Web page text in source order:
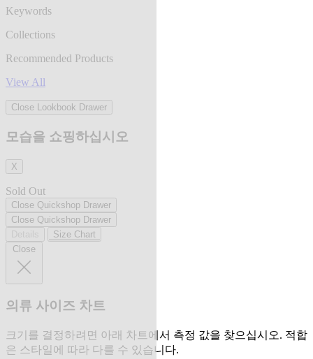
Keywords
Collections
Recommended Products
View All
Close Lookbook Drawer
모습을 쇼핑하십시오
X
Sold Out
Close Quickshop Drawer
Close Quickshop Drawer
Size Chart
Close
의류 사이즈 차트
크기를 결정하려면 아래 차트에서 측정 값을 찾으십시오. 적합
은 스타일에 따라 다를 수 있습니다.